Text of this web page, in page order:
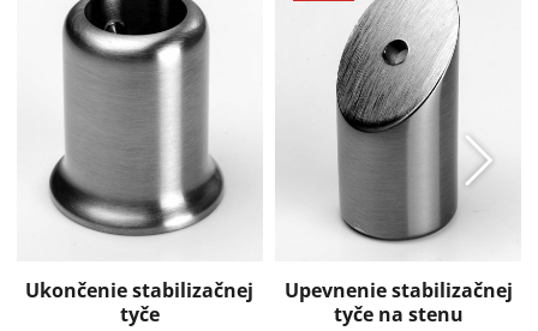
Ukončenie stabilizačnej
tyče
Upevnenie stabilizačnej
tyče na stenu